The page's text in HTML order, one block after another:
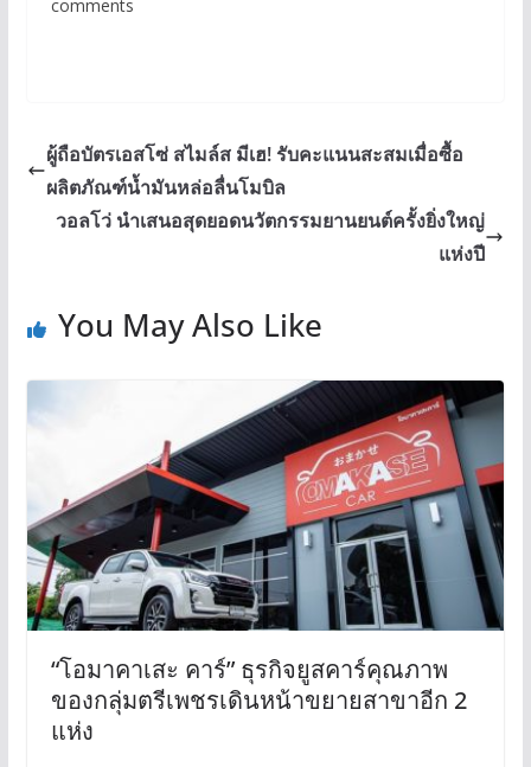
comments
ผู้ถือบัตรเอสโซ่ สไมล์ส มีเฮ! รับคะแนนสะสมเมื่อซื้อ
ผลิตภัณฑ์น้ำมันหล่อลื่นโมบิล
วอลโว่ นำเสนอสุดยอดนวัตกรรมยานยนต์ครั้งยิ่งใหญ่
แห่งปี
You May Also Like
“โอมาคาเสะ คาร์” ธุรกิจยูสคาร์คุณภาพ
ของกลุ่มตรีเพชรเดินหน้าขยายสาขาอีก 2
แห่ง